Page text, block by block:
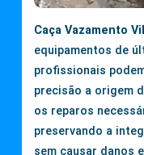
Caça Vazamento
equipamentos de
profissionais
precisão a origem
os reparos
preservando a
sem causar danos